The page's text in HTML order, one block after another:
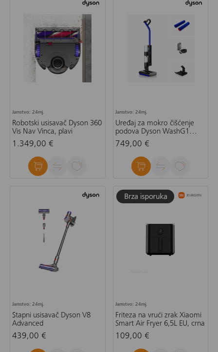
Jamstvo: 24mj.
Robotski usisavač Dyson 360
Vis Nav Vinca, plavi
1.349,00 €
Jamstvo: 24mj.
Uređaj za mokro čišćenje
podova Dyson WashG1
486236
749,00 €
Jamstvo: 24mj.
Štapni usisavač Dyson V8
Advanced
439,00 €
Jamstvo: 24mj.
Friteza na vrući zrak Xiaomi
Smart Air Fryer 6,5L EU, crna
109,00 €